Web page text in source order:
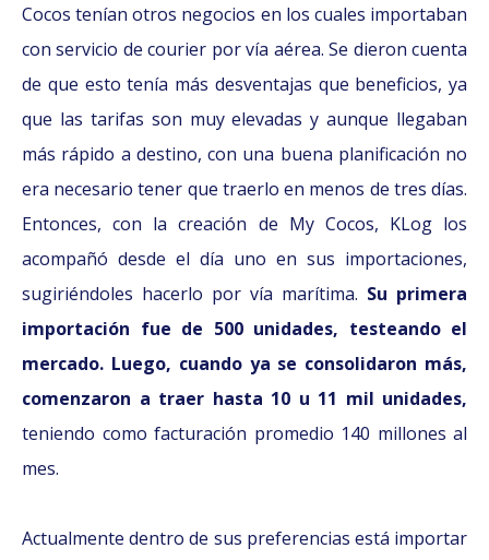
Cocos tenían otros negocios en los cuales importaban
con servicio de courier por vía aérea. Se dieron cuenta
de que esto tenía más desventajas que beneficios, ya
que las tarifas son muy elevadas y aunque llegaban
más rápido a destino, con una buena planificación no
era necesario tener que traerlo en menos de tres días.
Entonces, con la creación de My Cocos, KLog los
acompañó desde el día uno en sus importaciones,
sugiriéndoles hacerlo por vía marítima. Su primera
importación fue de 500 unidades, testeando el
mercado. Luego, cuando ya se consolidaron más,
comenzaron a traer hasta 10 u 11 mil unidades,
teniendo como facturación promedio 140 millones al
mes.
Actualmente dentro de sus preferencias está importar